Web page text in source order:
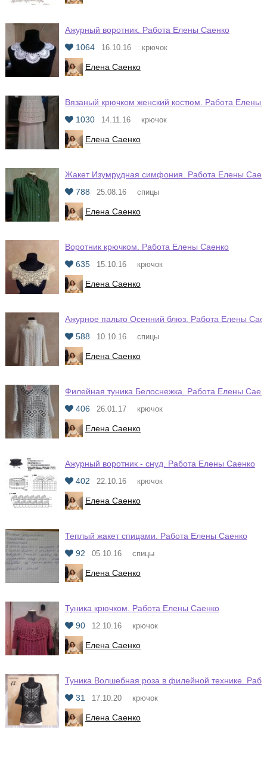
Ажурный воротник. Работа Елены Саенко
1064
16.10.16 крючок
Елена Саенко
Вязаный крючком женский костюм. Работа Елены
1030
14.11.16 крючок
Елена Саенко
Жакет Изумрудная симфония. Работа Елены
788
25.08.16 спицы
Елена Саенко
Воротник крючком. Работа Елены Саенко
635
15.10.16 крючок
Елена Саенко
Ажурное пальто Осенний блюз. Работа Елены
588
10.10.16 спицы
Елена Саенко
Филейная туника Белоснежка. Работа Елены
406
26.01.17 крючок
Елена Саенко
Ажурный воротник - снуд. Работа Елены Саенко
402
22.10.16 крючок
Елена Саенко
Теплый жакет спицами. Работа Елены Саенко
92
05.10.16 спицы
Елена Саенко
Туника крючком. Работа Елены Саенко
90
12.10.16 крючок
Елена Саенко
Туника Волшебная роза в филейной технике.
31
17.10.20 крючок
Елена Саенко